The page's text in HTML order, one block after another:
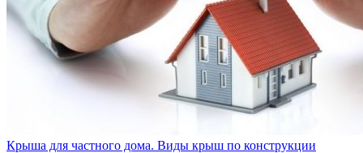
Крыша для частного дома. Виды крыш по конструкции